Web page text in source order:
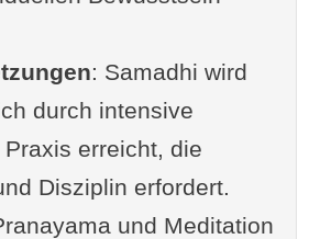
Samadhi-
für
: Samadhi wird
durch intensive
erreicht, die
Disziplin erfordert.
und Meditation